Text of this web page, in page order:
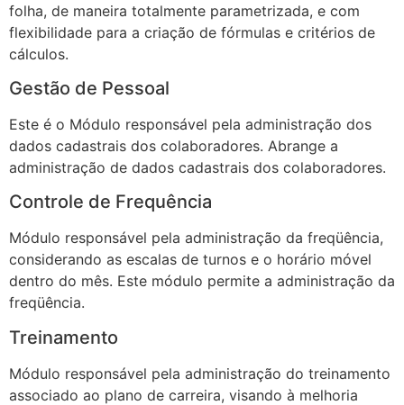
folha, de maneira totalmente parametrizada, e com
flexibilidade para a criação de fórmulas e critérios de
cálculos.
Gestão de Pessoal
Este é o Módulo responsável pela administração dos
dados cadastrais dos colaboradores. Abrange a
administração de dados cadastrais dos colaboradores.
Controle de Frequência
Módulo responsável pela administração da freqüência,
considerando as escalas de turnos e o horário móvel
dentro do mês. Este módulo permite a administração da
freqüência.
Treinamento
Módulo responsável pela administração do treinamento
associado ao plano de carreira, visando à melhoria